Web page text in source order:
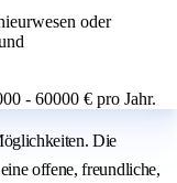
oder
- 60000 € pro Jahr.
Die
offene, freundliche,